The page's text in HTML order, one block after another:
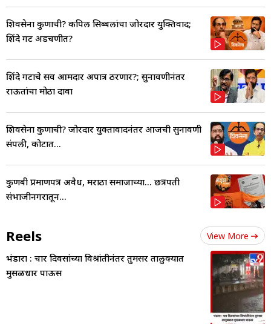
शिवसेना कुणाची? कपिल सिब्बलांचा जोरदार युक्तिवाद;
शिंदे गट अडचणीत?
शिंदे गटाचे सर्व आमदार अपात्र ठरणार?; सुनावणीनंतर
राऊतांचा मोठा दावा
शिवसेना कुणाची? जोरदार युक्तावादनंतर आजची सुनावणी
संपली, कोर्टात...
कुणबी प्रमाणपत्र अवैध, मराठा समाजाच्या... छत्रपती
संभाजीनगरातून...
Reels View More
भंडारा : चार दिवसांच्या विश्रांतीनंतर तुमसर तालुक्यात
मुसळधार पाऊस